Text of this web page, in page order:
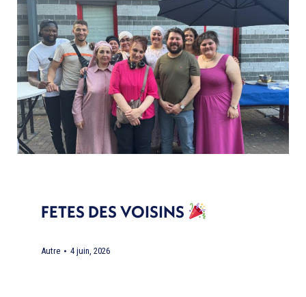
FETES DES VOISINS
Autre 4 juin, 2026